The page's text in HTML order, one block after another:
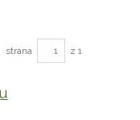
strana z 1